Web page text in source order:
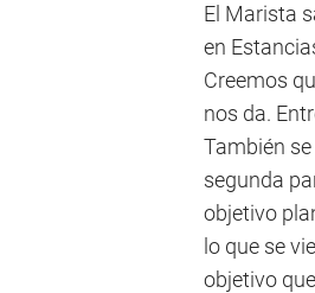
El Marista
en
Creemos
nos da.
También
segunda
objetivo
lo que se
objetivo